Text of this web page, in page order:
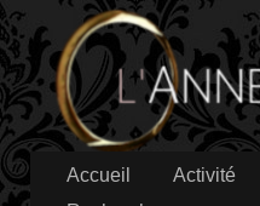
Accueil Activité